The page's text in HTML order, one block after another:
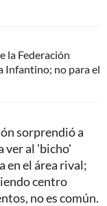
la Federación
Infantino; no para el
sorprendió a
ver al 'bicho'
en el área rival;
centro
no es común.